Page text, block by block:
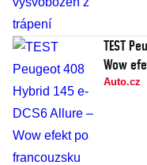
TEST
Wow
Auto.cz